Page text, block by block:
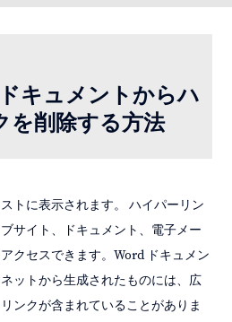
キュメントからハ
を削除する方法
トに表示されます。 ハイパーリン
サイト、ドキュメント、電子メー
クセスできます。Word ドキュメン
ットから生成されたものには、広
ンクが含まれていることがありま